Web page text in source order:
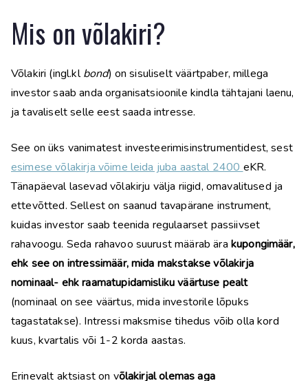
Mis on võlakiri?
Võlakiri (ingl.klbond) on sisuliselt väärtpaber, millega
investor saab anda organisatsioonile kindla tähtajani laenu,
ja tavaliselt selle eest saada intresse.
See on üks vanimatest investeerimisinstrumentidest, sest
esimese võlakirja võime leida juba aastal 2400 eKR.
Tänapäeval lasevad võlakirju välja riigid, omavalitused ja
ettevõtted. Sellest on saanud tavapärane instrument,
kuidas investor saab teenida regulaarset passiivset
rahavoogu. Seda rahavoo suurust määrab ära kupongimäär,
ehk see on intressimäär, mida makstakse võlakirja
nominaal- ehk raamatupidamisliku väärtuse pealt
(nominaal on see väärtus, mida investorile lõpuks
tagastatakse). Intressi maksmise tihedus võib olla kord
kuus, kvartalis või 1-2 korda aastas.
Erinevalt aktsiast on võlakirjal olemas aga